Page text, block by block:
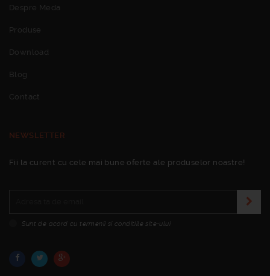
Despre Meda
Produse
Download
Blog
Contact
NEWSLETTER
Fii la curent cu cele mai bune oferte ale produselor noastre!
Sunt de acord cu termenii si conditiile site-ului